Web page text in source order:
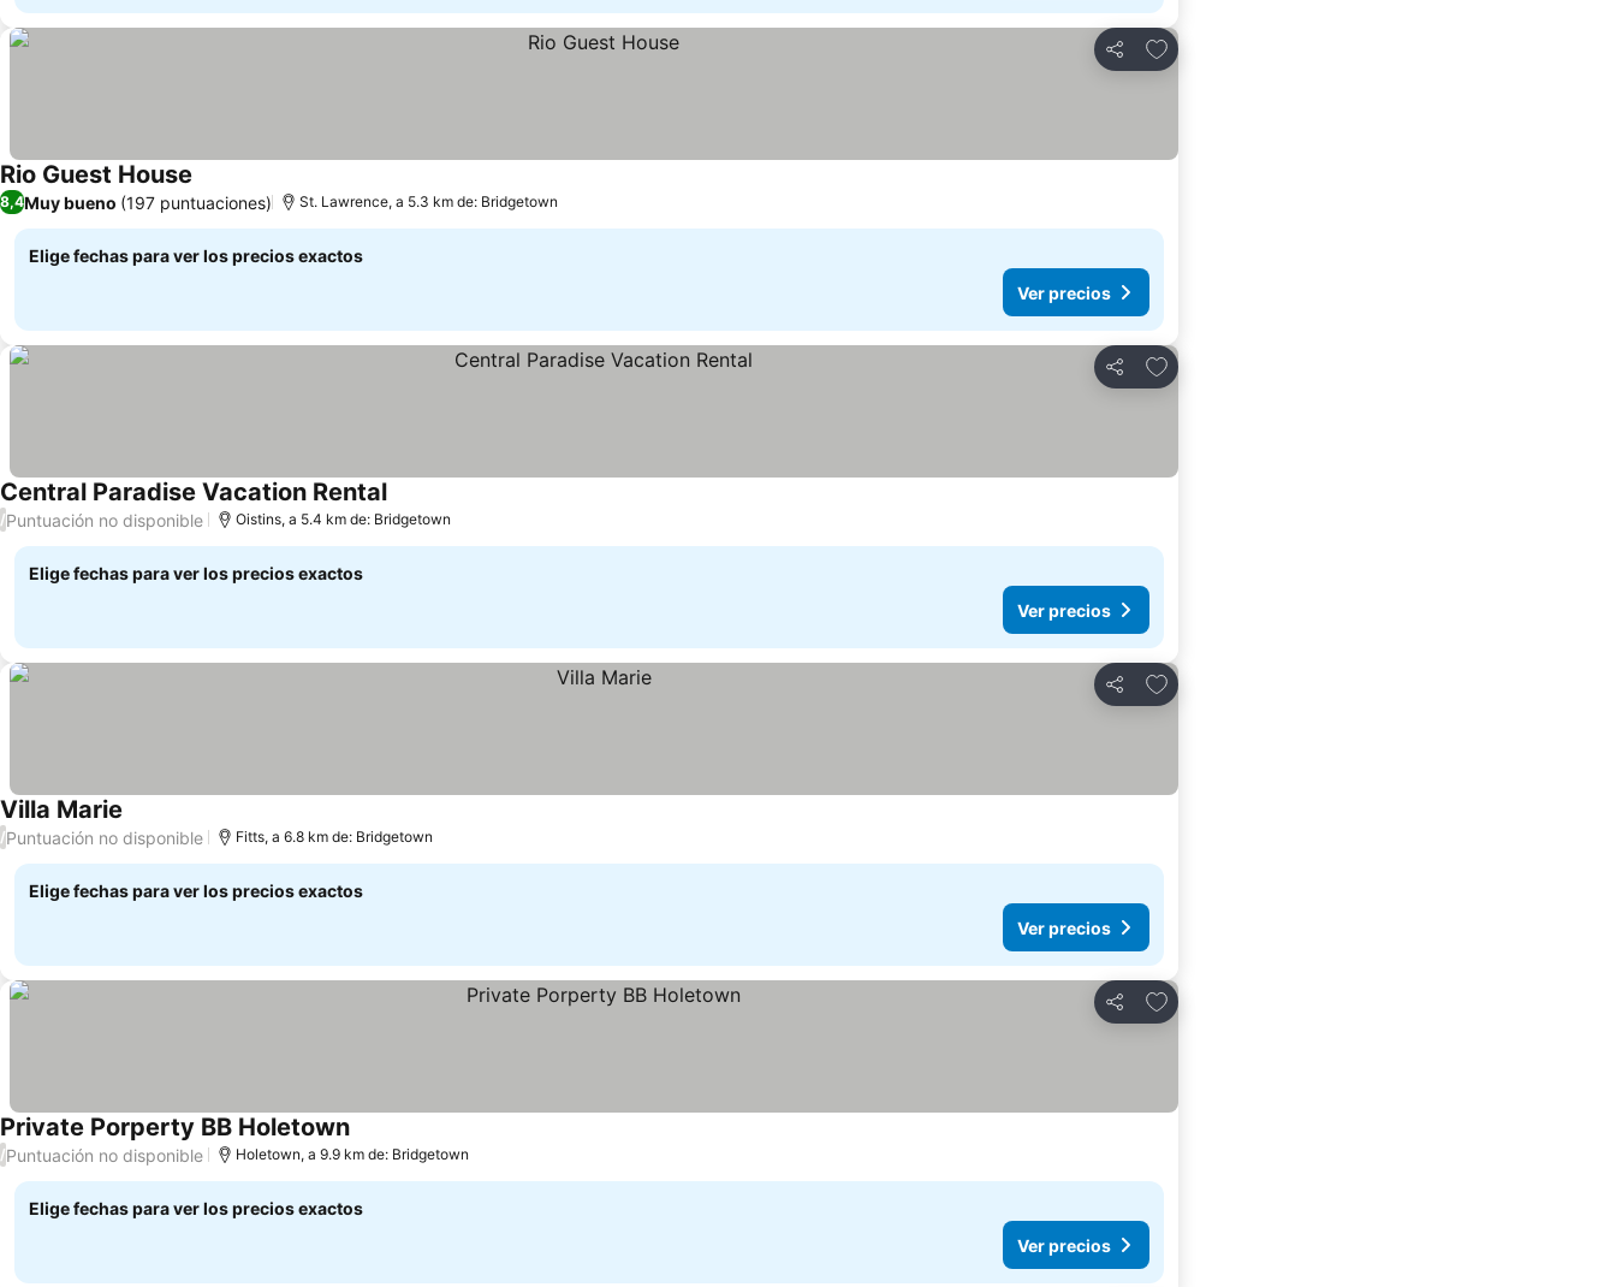
Compartir
Agregar a favoritos
Rio Guest House
8,4Muy bueno (197 puntuaciones) St. Lawrence, a 5.3 km de: Bridgetown
Elige fechas para ver los precios exactos
Ver precios
Compartir
Agregar a favoritos
Central Paradise Vacation Rental
/Puntuación no disponible Oistins, a 5.4 km de: Bridgetown
Elige fechas para ver los precios exactos
Ver precios
Compartir
Agregar a favoritos
Villa Marie
/Puntuación no disponible Fitts, a 6.8 km de: Bridgetown
Elige fechas para ver los precios exactos
Ver precios
Compartir
Agregar a favoritos
Private Porperty BB Holetown
/Puntuación no disponible Holetown, a 9.9 km de: Bridgetown
Elige fechas para ver los precios exactos
Ver precios